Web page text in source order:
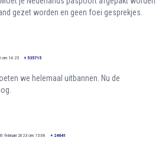
gezet worden en geen foei gesprekjes.
om 14:25 + 535715
we helemaal uitbannen. Nu de
februari 2023 om 15:08 + 24641